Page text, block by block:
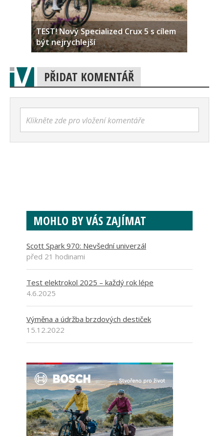
TEST! Nový Specialized Crux 5 s cílem
být nejrychlejší
PŘIDAT KOMENTÁŘ
Klikněte zde pro vložení komentáře
MOHLO BY VÁS ZAJÍMAT
Scott Spark 970: Nevšední univerzál
před 21 hodinami
Test elektrokol 2025 – každý rok lépe
4.6.2025
Výměna a údržba brzdových destiček
15.12.2022